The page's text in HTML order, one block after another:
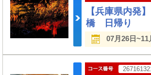
【兵庫県内発
橋 日帰り
07月26日~11